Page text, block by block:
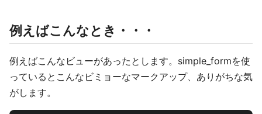
例えばこんなとき・・・
例えばこんなビューがあったとします。simple_formを使
っているとこんなビミョーなマークアップ、ありがちな気
がします。